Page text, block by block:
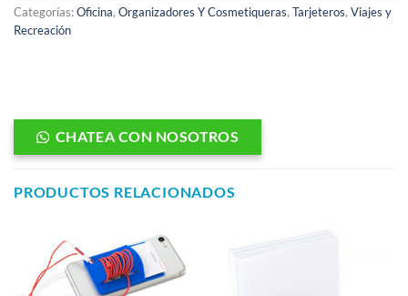
Categorías:Oficina, Organizadores Y Cosmetiqueras, Tarjeteros, Viajes y
Recreación
CHATEA CON NOSOTROS
PRODUCTOS RELACIONADOS